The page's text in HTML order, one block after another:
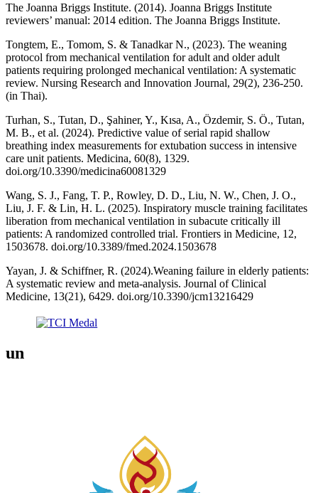
The Joanna Briggs Institute. (2014). Joanna Briggs Institute
reviewers’ manual: 2014 edition. The Joanna Briggs Institute.
Tongtem, E., Tomom, S. & Tanadkar N., (2023). The weaning
protocol from mechanical ventilation for adult and older adult
patients requiring prolonged mechanical ventilation: A systematic
review. Nursing Research and Innovation Journal, 29(2), 236-250.
(in Thai).
Turhan, S., Tutan, D., Şahiner, Y., Kısa, A., Özdemir, S. Ö., Tutan,
M. B., et al. (2024). Predictive value of serial rapid shallow
breathing index measurements for extubation success in intensive
care unit patients. Medicina, 60(8), 1329.
doi.org/10.3390/medicina60081329
Wang, S. J., Fang, T. P., Rowley, D. D., Liu, N. W., Chen, J. O.,
Liu, J. F. & Lin, H. L. (2025). Inspiratory muscle training facilitates
liberation from mechanical ventilation in subacute critically ill
patients: A randomized controlled trial. Frontiers in Medicine, 12,
1503678. doi.org/10.3389/fmed.2024.1503678
Yayan, J. & Schiffner, R. (2024).Weaning failure in elderly patients:
A systematic review and meta-analysis. Journal of Clinical
Medicine, 13(21), 6429. doi.org/10.3390/jcm13216429
un